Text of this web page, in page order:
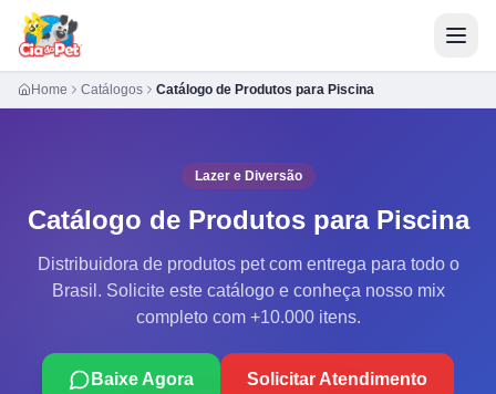
Home Catálogos Catálogo de Produtos para Piscina
Lazer e Diversão
Catálogo de Produtos para Piscina
Distribuidora de produtos pet com entrega para todo o
Brasil. Solicite este catálogo e conheça nosso mix
completo com +10.000 itens.
Baixe Agora Solicitar Atendimento